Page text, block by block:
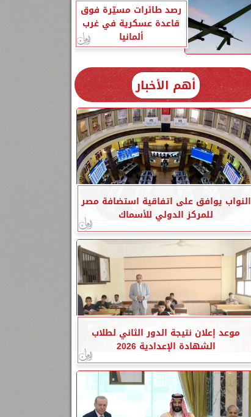
رصد طائرات مسيّرة فوق
قاعدة عسكرية في غرب
ألمانيا
أهم الأخبار
النواب يوافق على اتفاقية استضافة مصر
للمركز الدولي للأسماك
موعد إعلان نتيجة الدور الثاني لطلاب
الشهادة الإعدادية 2026